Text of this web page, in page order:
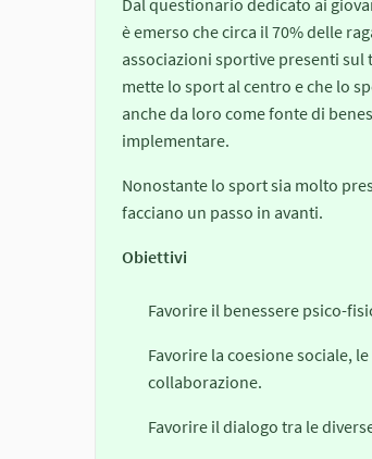
Dal questionario dedicato ai
è emerso che circa il 70% delle
associazioni sportive presenti
mette lo sport al centro e che lo
anche da loro come fonte di
implementare.
Nonostante lo sport sia molto
facciano un passo in avanti.
Obiettivi
Favorire il benessere psico-
Favorire la coesione sociale,
collaborazione.
Favorire il dialogo tra le